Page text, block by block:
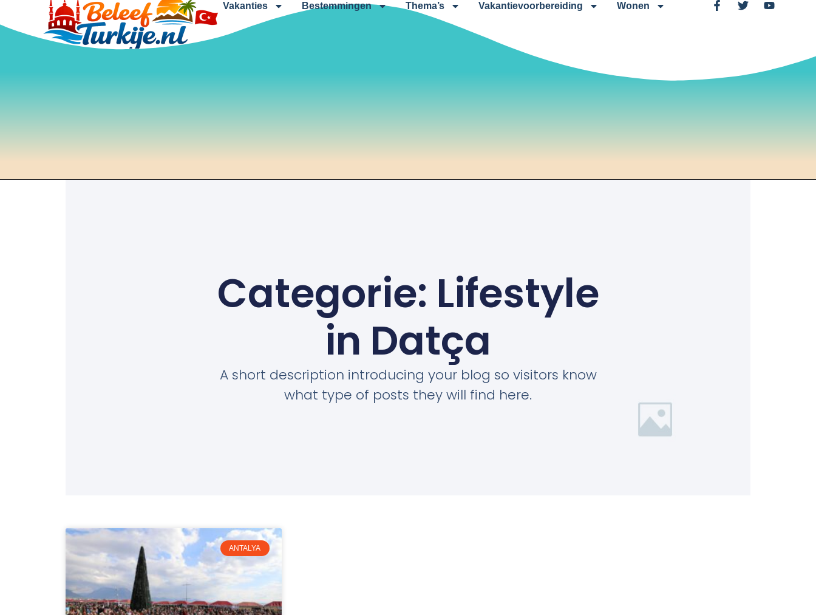
Vakanties Bestemmingen Thema’s Vakantievoorbereiding Wonen
Categorie: Lifestyle
in Datça
A short description introducing your blog so visitors know
what type of posts they will find here.
ANTALYA